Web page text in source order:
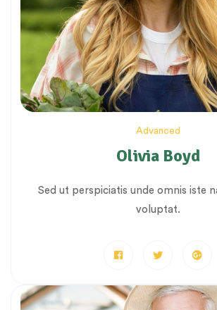
Advanced
Olivia Boyd
Sed ut perspiciatis unde omnis iste
voluptat.